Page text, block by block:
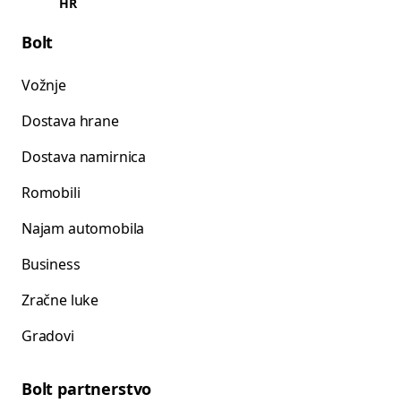
Bolt
Vožnje
Dostava hrane
Dostava namirnica
Romobili
Najam automobila
Business
Zračne luke
Gradovi
Bolt partnerstvo